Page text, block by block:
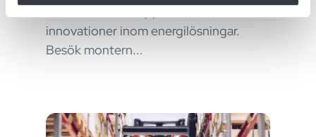
innovationer inom energilösningar.
Besök montern...